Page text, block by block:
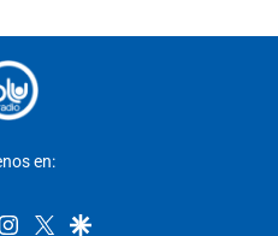
en:
instagram
twittergoogle